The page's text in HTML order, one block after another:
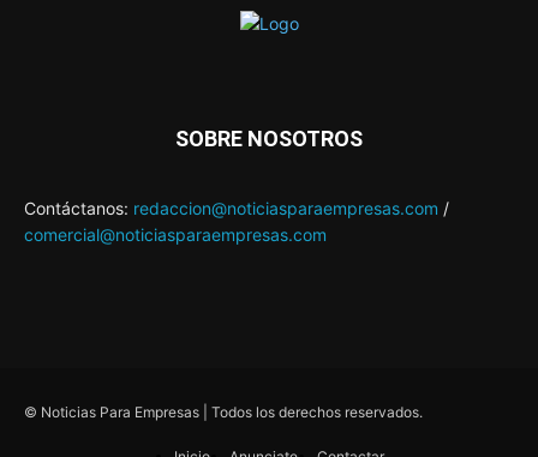
SOBRE NOSOTROS
Contáctanos: redaccion@noticiasparaempresas.com /
comercial@noticiasparaempresas.com
© Noticias Para Empresas | Todos los derechos reservados.